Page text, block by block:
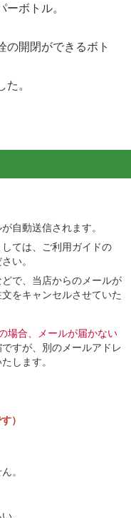
ボトル。
の開閉ができるボト
。
自動送信されます。
ては、ご利用ガイドの
い。
で、当店からのメールが
をキャンセルさせていた
場合、メールが届かない
すが、別のメールアドレ
します。
）
。